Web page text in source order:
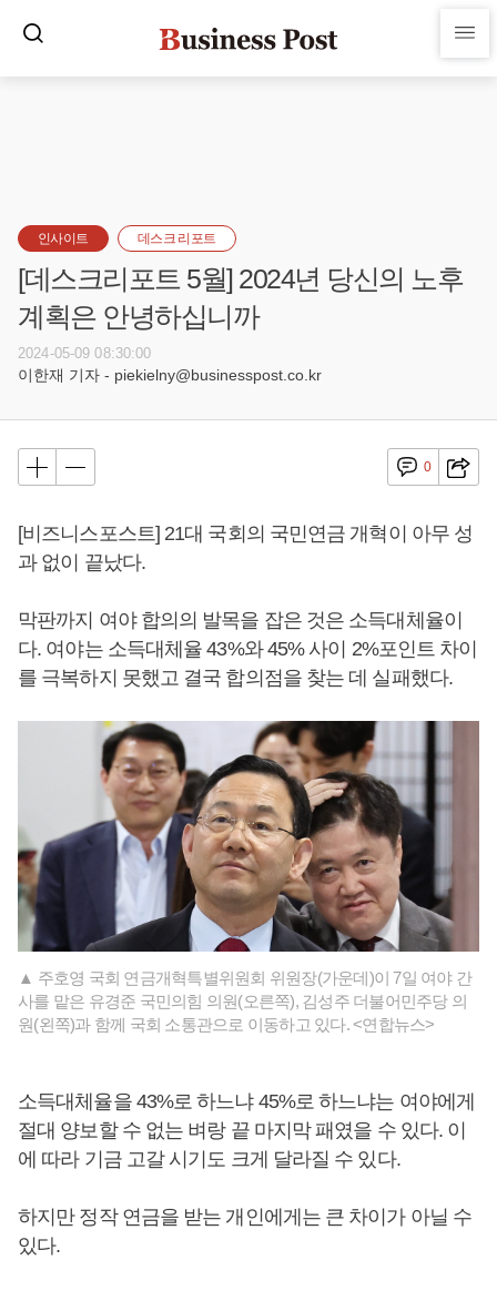
인사이트 데스크 리포트
[데스크리포트 5월] 2024년 당신의 노후
계획은 안녕하십니까
2024-05-09 08:30:00
이한재 기자 - piekielny@businesspost.co.kr
0
[비즈니스포스트] 21대 국회의 국민연금 개혁이 아무 성
과 없이 끝났다.
막판까지 여야 합의의 발목을 잡은 것은 소득대체율이
다. 여야는 소득대체율 43%와 45% 사이 2%포인트 차이
를 극복하지 못했고 결국 합의점을 찾는 데 실패했다.
▲ 주호영 국회 연금개혁특별위원회 위원장(가운데)이 7일 여야 간
사를 맡은 유경준 국민의힘 의원(오른쪽), 김성주 더불어민주당 의
원(왼쪽)과 함께 국회 소통관으로 이동하고 있다. <연합뉴스>
소득대체율을 43%로 하느냐 45%로 하느냐는 여야에게
절대 양보할 수 없는 벼랑 끝 마지막 패였을 수 있다. 이
에 따라 기금 고갈 시기도 크게 달라질 수 있다.
하지만 정작 연금을 받는 개인에게는 큰 차이가 아닐 수
있다.